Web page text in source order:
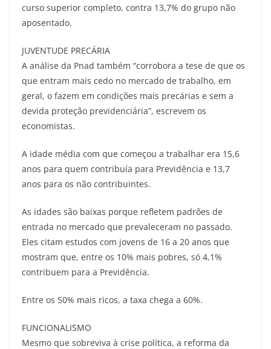
curso superior completo, contra 13,7% do grupo não
aposentado.
JUVENTUDE PRECÁRIA
A análise da Pnad também “corrobora a tese de que os
que entram mais cedo no mercado de trabalho, em
geral, o fazem em condições mais precárias e sem a
devida proteção previdenciária”, escrevem os
economistas.
A idade média com que começou a trabalhar era 15,6
anos para quem contribuía para Previdência e 13,7
anos para os não contribuintes.
As idades são baixas porque refletem padrões de
entrada no mercado que prevaleceram no passado.
Eles citam estudos com jovens de 16 a 20 anos que
mostram que, entre os 10% mais pobres, só 4,1%
contribuem para a Previdência.
Entre os 50% mais ricos, a taxa chega a 60%.
FUNCIONALISMO
Mesmo que sobreviva à crise política, a reforma da